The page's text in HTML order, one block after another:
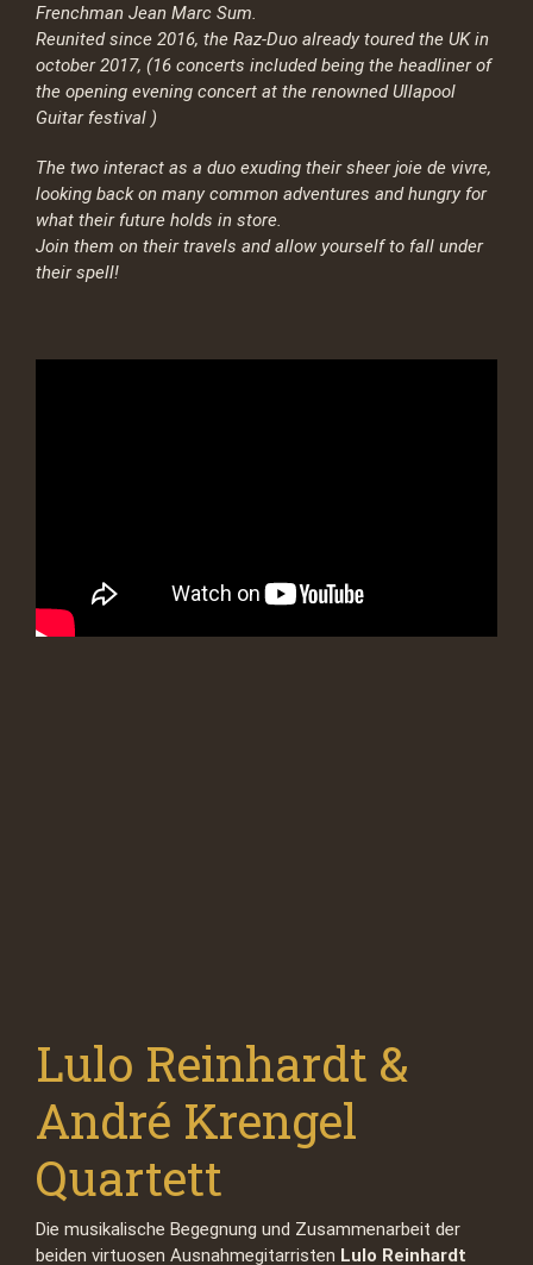
Frenchman Jean Marc Sum.
Reunited since 2016, the Raz-Duo already toured the UK in
october 2017, (16 concerts included being the headliner of
the opening evening concert at the renowned Ullapool
Guitar festival )
The two interact as a duo exuding their sheer joie de vivre,
looking back on many common adventures and hungry for
what their future holds in store.
Join them on their travels and allow yourself to fall under
their spell!
Lulo Reinhardt &
André Krengel
Quartett
Die musikalische Begegnung und Zusammenarbeit der
beiden virtuosen Ausnahmegitarristen Lulo Reinhardt